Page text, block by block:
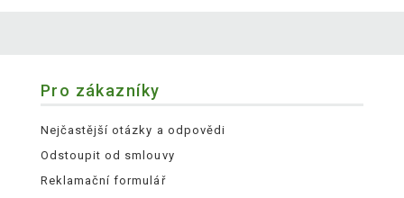
Pro zákazníky
Nejčastější otázky a odpovědi
Odstoupit od smlouvy
Reklamační formulář